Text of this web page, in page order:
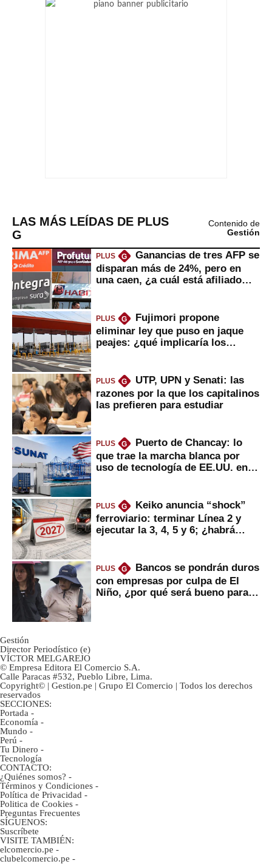
LAS MÁS LEÍDAS DE PLUS
G
Contenido de
Gestión
PLUS G
Ganancias de tres AFP se
disparan más de 24%, pero en
una caen, ¿a cuál está afiliado
PLUS G
Fujimori propone
eliminar ley que puso en jaque
peajes: ¿qué implicaría los
PLUS G
UTP, UPN y Senati: las
razones por la que los capitalinos
las prefieren para estudiar
PLUS G
Puerto de Chancay: lo
que trae la marcha blanca por
uso de tecnología de EE.UU. en
PLUS G
Keiko anuncia “shock”
ferroviario: terminar Línea 2 y
ejecutar la 3, 4, 5 y 6; ¿habrá
PLUS G
Bancos se pondrán duros
con empresas por culpa de El
Niño, ¿por qué será bueno para
Gestión
Director Periodístico (e)
VÍCTOR MELGAREJO
© Empresa Editora El Comercio S.A.
Calle Paracas #532, Pueblo Libre, Lima.
Copyright© | Gestion.pe | Grupo El Comercio | Todos los derechos
reservados
SECCIONES:
Portada -
Economía -
Mundo -
Perú -
Tu Dinero -
Tecnología
CONTACTO:
¿Quiénes somos? -
Términos y Condiciones -
Política de Privacidad -
Politica de Cookies -
Preguntas Frecuentes
SÍGUENOS:
Suscríbete
VISITE TAMBIÉN:
elcomercio.pe -
clubelcomercio.pe -